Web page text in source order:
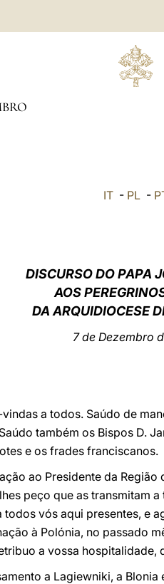
IT- PL-
DISCURSO DO PAPA
AOS
DA ARQUIDIOCESE
7 de Dezembro
a todos. Saúdo de
também os Bispos D.
e os frades franciscanos.
ao Presidente da
peço que as transmitam
vós aqui presentes, e
à Polónia, no passado
a vossa
a Lagiewniki, a